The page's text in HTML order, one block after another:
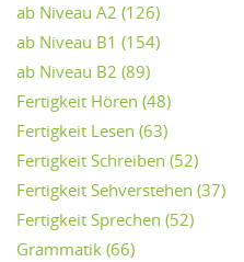
ab Niveau A2 (126)
ab Niveau B1 (154)
ab Niveau B2 (89)
Fertigkeit Hören (48)
Fertigkeit Lesen (63)
Fertigkeit Schreiben (52)
Fertigkeit Sehverstehen (37)
Fertigkeit Sprechen (52)
Grammatik (66)